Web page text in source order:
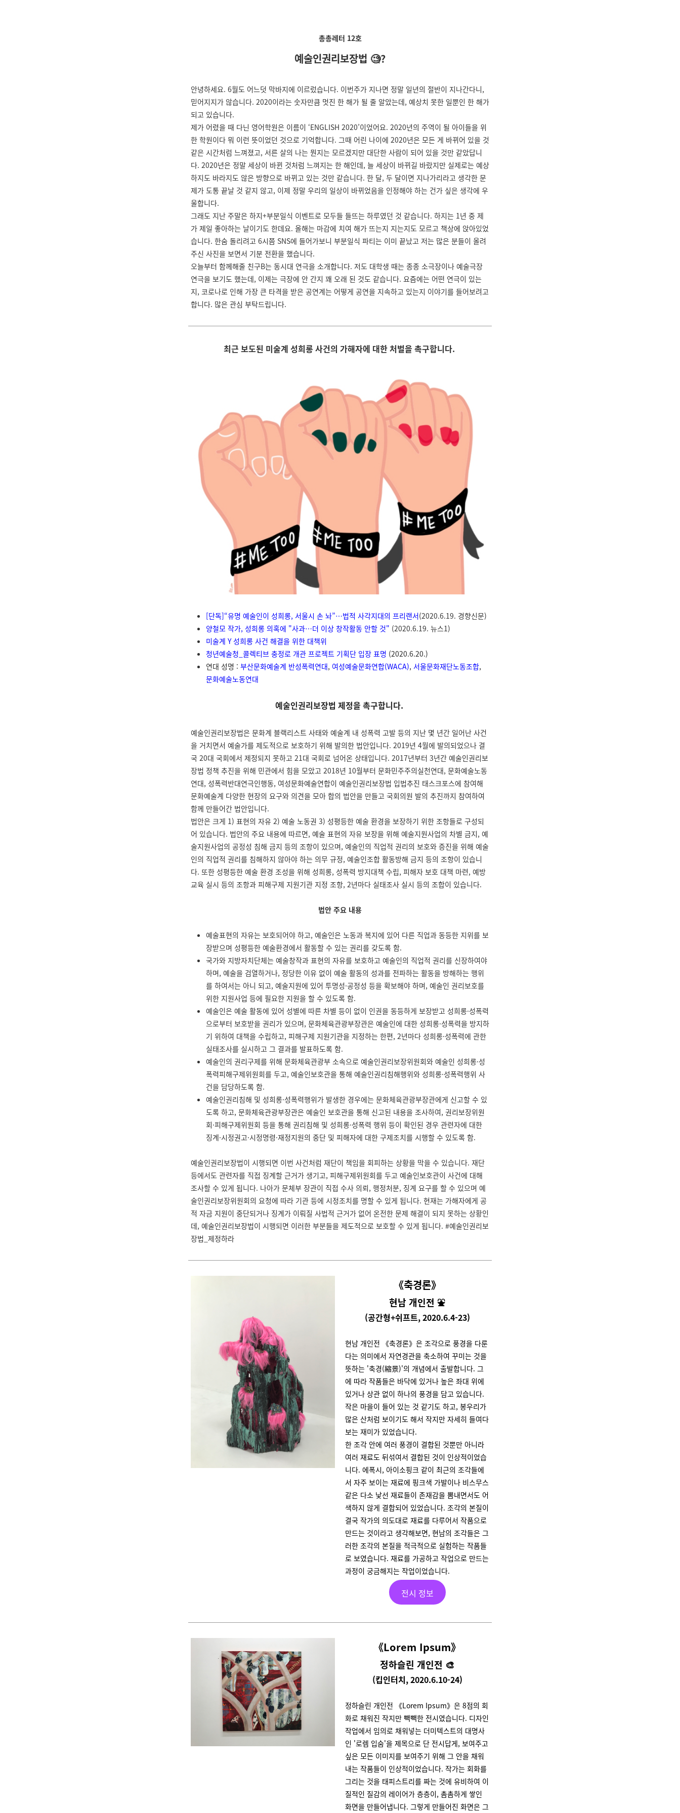
총총레터 12호
예술인권리보장법 🧐?
안녕하세요. 6월도 어느덧 막바지에 이르렀습니다. 이번주가 지나면 정말 일년의 절반이 지나간다니,
믿어지지가 않습니다. 2020이라는 숫자만큼 멋진 한 해가 될 줄 알았는데, 예상치 못한 일뿐인 한 해가
되고 있습니다.
제가 어렸을 때 다닌 영어학원은 이름이 ‘ENGLISH 2020’이었어요. 2020년의 주역이 될 아이들을 위
한 학원이다 뭐 이런 뜻이었던 것으로 기억합니다. 그때 어린 나이에 2020년은 모든 게 바뀌어 있을 것
같은 시간처럼 느껴졌고, 서른 살의 나는 뭔지는 모르겠지만 대단한 사람이 되어 있을 것만 같았답니
다. 2020년은 정말 세상이 바뀐 것처럼 느껴지는 한 해인데, 늘 세상이 바뀌길 바랐지만 실제로는 예상
하지도 바라지도 않은 방향으로 바뀌고 있는 것만 같습니다. 한 달, 두 달이면 지나가리라고 생각한 문
제가 도통 끝날 것 같지 않고, 이제 정말 우리의 일상이 바뀌었음을 인정해야 하는 건가 싶은 생각에 우
울합니다.
그래도 지난 주말은 하지+부분일식 이벤트로 모두들 들뜨는 하루였던 것 같습니다. 하지는 1년 중 제
가 제일 좋아하는 날이기도 한데요. 올해는 마감에 치여 해가 뜨는지 지는지도 모르고 책상에 앉아있었
습니다. 한숨 돌리려고 6시쯤 SNS에 들어가보니 부분일식 파티는 이미 끝났고 저는 많은 분들이 올려
주신 사진을 보면서 기분 전환을 했습니다.
오늘부터 함께해줄 친구B는 동시대 연극을 소개합니다. 저도 대학생 때는 종종 소극장이나 예술극장
연극을 보기도 했는데, 이제는 극장에 안 간지 꽤 오래 된 것도 같습니다. 요즘에는 어떤 연극이 있는
지, 코로나로 인해 가장 큰 타격을 받은 공연계는 어떻게 공연을 지속하고 있는지 이야기를 들어보려고
합니다. 많은 관심 부탁드립니다.
최근 보도된 미술계 성희롱 사건의 가해자에 대한 처벌을 촉구합니다.
[단독]“유명 예술인이 성희롱, 서울시 손 놔”…법적 사각지대의 프리랜서(2020.6.19. 경향신문)
양철모 작가, 성희롱 의혹에 "사과…더 이상 창작활동 안할 것" (2020.6.19. 뉴스1)
미술계 Y 성희롱 사건 해결을 위한 대책위
청년예술청_콜렉티브 충정로 개관 프로젝트 기획단 입장 표명 (2020.6.20.)
연대 성명 : 부산문화예술계 반성폭력연대, 여성예술문화연합(WACA), 서울문화재단노동조합,
문화예술노동연대
예술인권리보장법 제정을 촉구합니다.
예술인권리보장법은 문화계 블랙리스트 사태와 예술계 내 성폭력 고발 등의 지난 몇 년간 일어난 사건
을 거치면서 예술가를 제도적으로 보호하기 위해 발의한 법안입니다. 2019년 4월에 발의되었으나 결
국 20대 국회에서 제정되지 못하고 21대 국회로 넘어온 상태입니다. 2017년부터 3년간 예술인권리보
장법 정책 추진을 위해 민관에서 힘을 모았고 2018년 10월부터 문화민주주의실천연대, 문화예술노동
연대, 성폭력반대연극인행동, 여성문화예술연합이 예술인권리보장법 입법추진 태스크포스에 참여해
문화예술계 다양한 현장의 요구와 의견을 모아 합의 법안을 만들고 국회의원 발의 추진까지 참여하여
함께 만들어간 법안입니다.
법안은 크게 1) 표현의 자유 2) 예술 노동권 3) 성평등한 예술 환경을 보장하기 위한 조항들로 구성되
어 있습니다. 법안의 주요 내용에 따르면, 예술 표현의 자유 보장을 위해 예술지원사업의 차별 금지, 예
술지원사업의 공정성 침해 금지 등의 조항이 있으며, 예술인의 직업적 권리의 보호와 증진을 위해 예술
인의 직업적 권리를 침해하지 않아야 하는 의무 규정, 예술인조합 활동방해 금지 등의 조항이 있습니
다. 또한 성평등한 예술 환경 조성을 위해 성희롱, 성폭력 방지대책 수립, 피해자 보호 대책 마련, 예방
교육 실시 등의 조항과 피해구제 지원기관 지정 조항, 2년마다 실태조사 실시 등의 조합이 있습니다.
법안 주요 내용
예술표현의 자유는 보호되어야 하고, 예술인은 노동과 복지에 있어 다른 직업과 동등한 지위를 보
장받으며 성평등한 예술환경에서 활동할 수 있는 권리를 갖도록 함.
국가와 지방자치단체는 예술창작과 표현의 자유를 보호하고 예술인의 직업적 권리를 신장하여야
하며, 예술을 검열하거나, 정당한 이유 없이 예술 활동의 성과를 전파하는 활동을 방해하는 행위
를 하여서는 아니 되고, 예술지원에 있어 투명성·공정성 등을 확보해야 하며, 예술인 권리보호를
위한 지원사업 등에 필요한 지원을 할 수 있도록 함.
예술인은 예술 활동에 있어 성별에 따른 차별 등이 없이 인권을 동등하게 보장받고 성희롱·성폭력
으로부터 보호받을 권리가 있으며, 문화체육관광부장관은 예술인에 대한 성희롱·성폭력을 방지하
기 위하여 대책을 수립하고, 피해구제 지원기관을 지정하는 한편, 2년마다 성희롱·성폭력에 관한
실태조사를 실시하고 그 결과를 발표하도록 함.
예술인의 권리구제를 위해 문화체육관광부 소속으로 예술인권리보장위원회와 예술인 성희롱·성
폭력피해구제위원회를 두고, 예술인보호관을 통해 예술인권리침해행위와 성희롱·성폭력행위 사
건을 담당하도록 함.
예술인권리침해 및 성희롱·성폭력행위가 발생한 경우에는 문화체육관광부장관에게 신고할 수 있
도록 하고, 문화체육관광부장관은 예술인 보호관을 통해 신고된 내용을 조사하여, 권리보장위원
회·피해구제위원회 등을 통해 권리침해 및 성희롱·성폭력 행위 등이 확인된 경우 관련자에 대한
징계·시정권고·시정명령·재정지원의 중단 및 피해자에 대한 구제조치를 시행할 수 있도록 함.
예술인권리보장법이 시행되면 이번 사건처럼 재단이 책임을 회피하는 상황을 막을 수 있습니다. 재단
등에서도 관련자를 직접 징계할 근거가 생기고, 피해구제위원회를 두고 예술인보호관이 사건에 대해
조사할 수 있게 됩니다. 나아가 문체부 장관이 직접 수사 의뢰, 행정처분, 징계 요구를 할 수 있으며 예
술인권리보장위원회의 요청에 따라 기관 등에 시정조치를 명할 수 있게 됩니다. 현재는 가해자에게 공
적 자금 지원이 중단되거나 징계가 이뤄질 사법적 근거가 없어 온전한 문제 해결이 되지 못하는 상황인
데, 예술인권리보장법이 시행되면 이러한 부분들을 제도적으로 보호할 수 있게 됩니다. #예술인권리보
장법_제정하라
《축경론》
현남 개인전 ⛲️
(공간형+쉬프트, 2020.6.4-23)
현남 개인전 《축경론》은 조각으로 풍경을 다룬
다는 의미에서 자연경관을 축소하여 꾸미는 것을
뜻하는 '축경(縮景)'의 개념에서 출발합니다. 그
에 따라 작품들은 바닥에 있거나 높은 좌대 위에
있거나 상관 없이 하나의 풍경을 담고 있습니다.
작은 마을이 들어 있는 것 같기도 하고, 봉우리가
많은 산처럼 보이기도 해서 작지만 자세히 들여다
보는 재미가 있었습니다.
한 조각 안에 여러 풍경이 결합된 것뿐만 아니라
여러 재료도 뒤섞여서 결합된 것이 인상적이었습
니다. 에폭시, 아이소핑크 같이 최근의 조각들에
서 자주 보이는 재료에 핑크색 가발이나 비스무스
같은 다소 낯선 재료들이 존재감을 뽐내면서도 어
색하지 않게 결합되어 있었습니다. 조각의 본질이
결국 작가의 의도대로 재료를 다루어서 작품으로
만드는 것이라고 생각해보면, 현남의 조각들은 그
러한 조각의 본질을 적극적으로 실험하는 작품들
로 보였습니다. 재료를 가공하고 작업으로 만드는
과정이 궁금해지는 작업이었습니다.
전시 정보
《Lorem Ipsum》
정하슬린 개인전 🎨
(킵인터치, 2020.6.10-24)
정하슬린 개인전 《Lorem Ipsum》은 8점의 회
화로 채워진 작지만 빽빽한 전시였습니다. 디자인
작업에서 임의로 채워넣는 더미텍스트의 대명사
인 '로렘 입숨'을 제목으로 단 전시답게, 보여주고
싶은 모든 이미지를 보여주기 위해 그 안을 채워
내는 작품들이 인상적이었습니다. 작가는 회화를
그리는 것을 태피스트리를 짜는 것에 유비하여 이
질적인 질감의 레이어가 층층이, 촘촘하게 쌓인
화면을 만들어냅니다. 그렇게 만들어진 화면은 그